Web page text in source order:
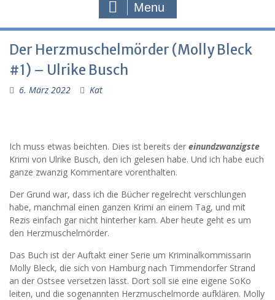
Menu
Der Herzmuschelmörder (Molly Bleck
#1) – Ulrike Busch
6. März 2022 Kat
Ich muss etwas beichten. Dies ist bereits der einundzwanzigste
Krimi von Ulrike Busch, den ich gelesen habe. Und ich habe euch
ganze zwanzig Kommentare vorenthalten.
Der Grund war, dass ich die Bücher regelrecht verschlungen
habe, manchmal einen ganzen Krimi an einem Tag, und mit
Rezis einfach gar nicht hinterher kam. Aber heute geht es um
den Herzmuschelmörder.
Das Buch ist der Auftakt einer Serie um Kriminalkommissarin
Molly Bleck, die sich von Hamburg nach Timmendorfer Strand
an der Ostsee versetzen lässt. Dort soll sie eine eigene SoKo
leiten, und die sogenannten Herzmuschelmorde aufklären. Molly